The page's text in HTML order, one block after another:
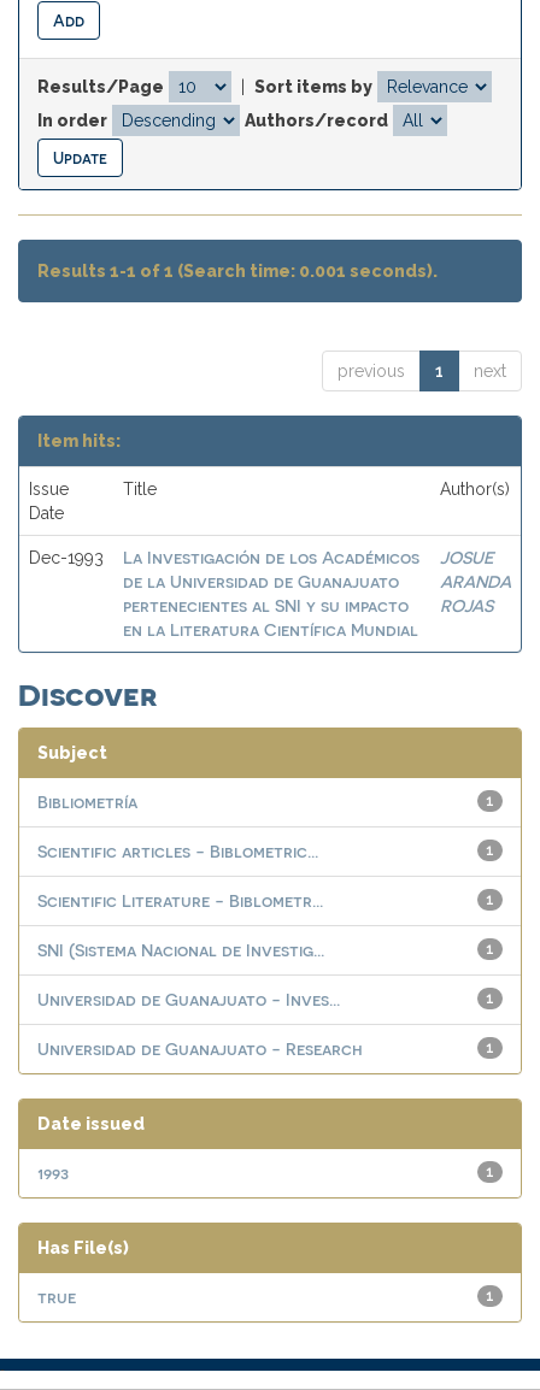
Results/Page
Sort items by
In order
Authors/record
Results 1-1 of 1 (Search time: 0.001 seconds).
previous 1 next
Item hits:
Issue
Date
Title Author(s)
Dec-1993
La Investigación de los Académicos
de la Universidad de Guanajuato
pertenecientes al SNI y su impacto
en la Literatura Científica Mundial
JOSUE
ARANDA
ROJAS
Discover
Subject
1
Bibliometría
1
Scientific articles - Biblometric...
1
Scientific Literature - Biblometr...
1
SNI (Sistema Nacional de Investig...
1
Universidad de Guanajuato - Inves...
1
Universidad de Guanajuato - Research
Date issued
1
1993
Has File(s)
1
true